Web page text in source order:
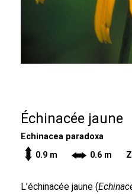
Échinacée jaune
Echinacea paradoxa
0.9 m
0.6 m
L’échinacée jaune (